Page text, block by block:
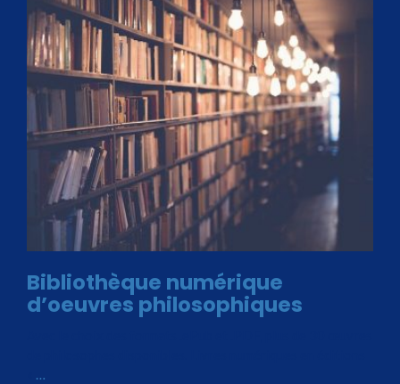
Bibliothèque numérique
d’oeuvres philosophiques
…